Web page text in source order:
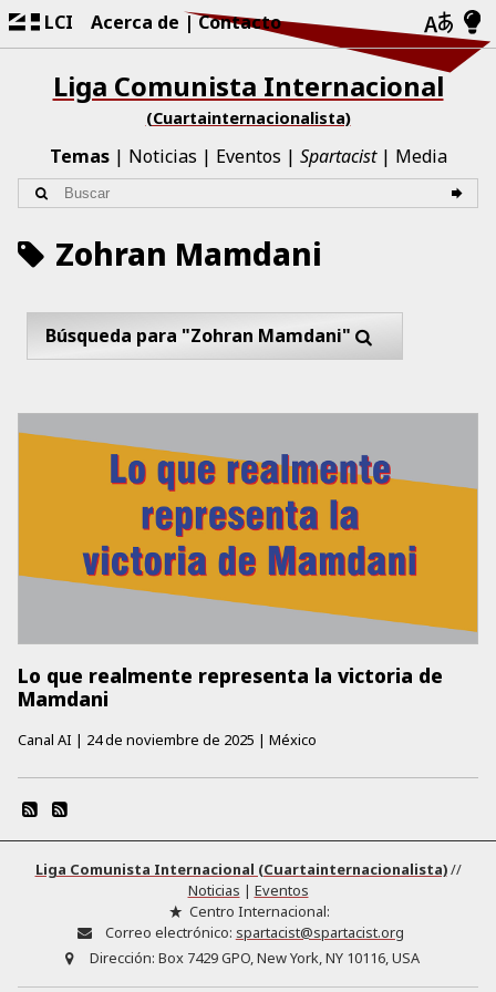
LCI Acerca de Contacto
Liga Comunista Internacional
(Cuartainternacionalista)
Temas Noticias Eventos Spartacist Media
Zohran Mamdani
Búsqueda para "Zohran Mamdani"
Lo que realmente representa la victoria de
Mamdani
Canal AI | 24 de noviembre de 2025 | México
Liga Comunista Internacional (Cuartainternacionalista)//
Noticias | Eventos
Centro Internacional:
Correo electrónico: spartacist@spartacist.org
Dirección: Box 7429 GPO, New York, NY 10116, USA